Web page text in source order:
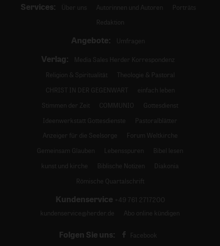
Services: Über uns Autorinnen und Autoren
Porträts
Redaktion
Angebote: Umfragen
Verlag:
Media Sales Herder Korrespondenz
Religion & Spiritualität
Theologie & Pastoral
CHRIST IN DER GEGENWART
einfach leben
Stimmen der Zeit
COMMUNIO
Gottesdienst
Ideenwerkstatt Gottesdienste
Pastoralblätter
Anzeiger für die Seelsorge
Forum Weltkirche
Gemeinsam Glauben
Lebensspuren
Bibel lesen
kunst und kirche
Biblische Notizen
Diakonia
Römische Quartalschrift
Kundenservice +49 761 2717200
kundenservice@herder.de
Abo online kündigen
Folgen Sie uns: Facebook